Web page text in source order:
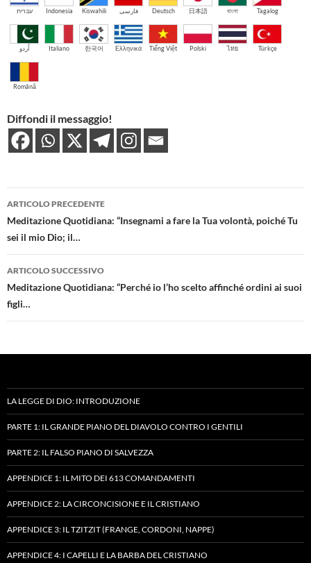
עברית Indonesia Kiswahili فارسی Deutsch 日本語 বাংলা Tagalog
اُردو Italiano 한국어 Ελληνικά Tiếng Việt Polski ไทย Türkçe
Română
Diffondi il messaggio!
Navigazione
articolo
ARTICOLO PRECEDENTE
Meditazione Quotidiana: “Insegnami a fare la Tua volontà, poiché Tu
sei il mio Dio; il…
ARTICOLO SUCCESSIVO
Meditazione Quotidiana: “Perché io l’ho scelto affinché ordini ai suoi
figli…
LA LEGGE DI DIO: INTRODUZIONE
PARTE 1: IL GRANDE PIANO DEL DIAVOLO CONTRO I GENTILI
PARTE 2: IL FALSO PIANO DI SALVEZZA
APPENDICE 1: IL MITO DEI 613 COMANDAMENTI
APPENDICE 2: LA CIRCONCISIONE E IL CRISTIANO
APPENDICE 3: IL TZITZIT (FRANGE, CORDONI, NAPPE)
APPENDICE 4: I CAPELLI E LA BARBA DEL CRISTIANO